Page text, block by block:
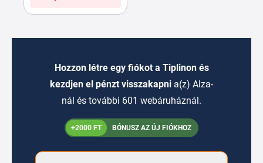
Hozzon létre egy fiókot a Tiplinon és
kezdjen el pénzt visszakapni a(z) Alza-
nál és további 601 webáruháznál.
+2000 FT BÓNUSZ AZ ÚJ FIÓKHOZ